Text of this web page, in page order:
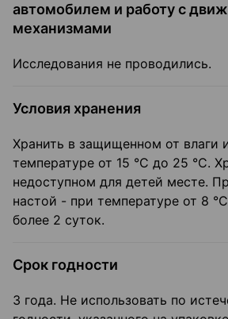
автомобилем и работу с
механизмами
Исследования не проводились.
Условия хранения
Хранить в защищенном от влаги
температуре от 15 °C до 25 °C.
недоступном для детей месте.
настой - при температуре от 8
более 2 суток.
Срок годности
3 года. Не использовать по